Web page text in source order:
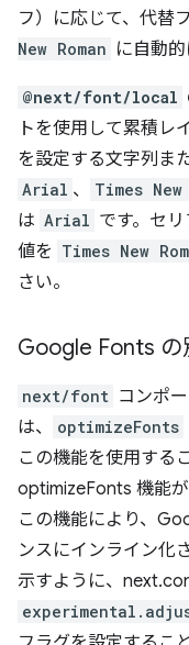
フ）に応じて、代替
New Roman に自動的
@next/font/local
トを使用して累積レ
を設定する文字列ま
Arial 、 Times New
は Arial です。セ
値を Times New
さい。
Google Fonts の
next/font コンポ
は、
optimizeFonts
この機能を使用する
optimizeFonts 機能が
この機能により、
ンスにインライン化
示すように、